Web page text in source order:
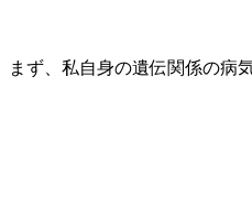
ず、私自身の遺伝関係の